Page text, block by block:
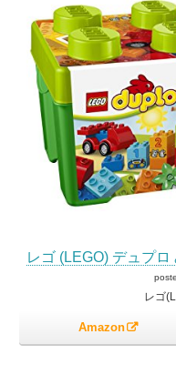
レゴ (LEGO) デュプ
レゴ
Amazon